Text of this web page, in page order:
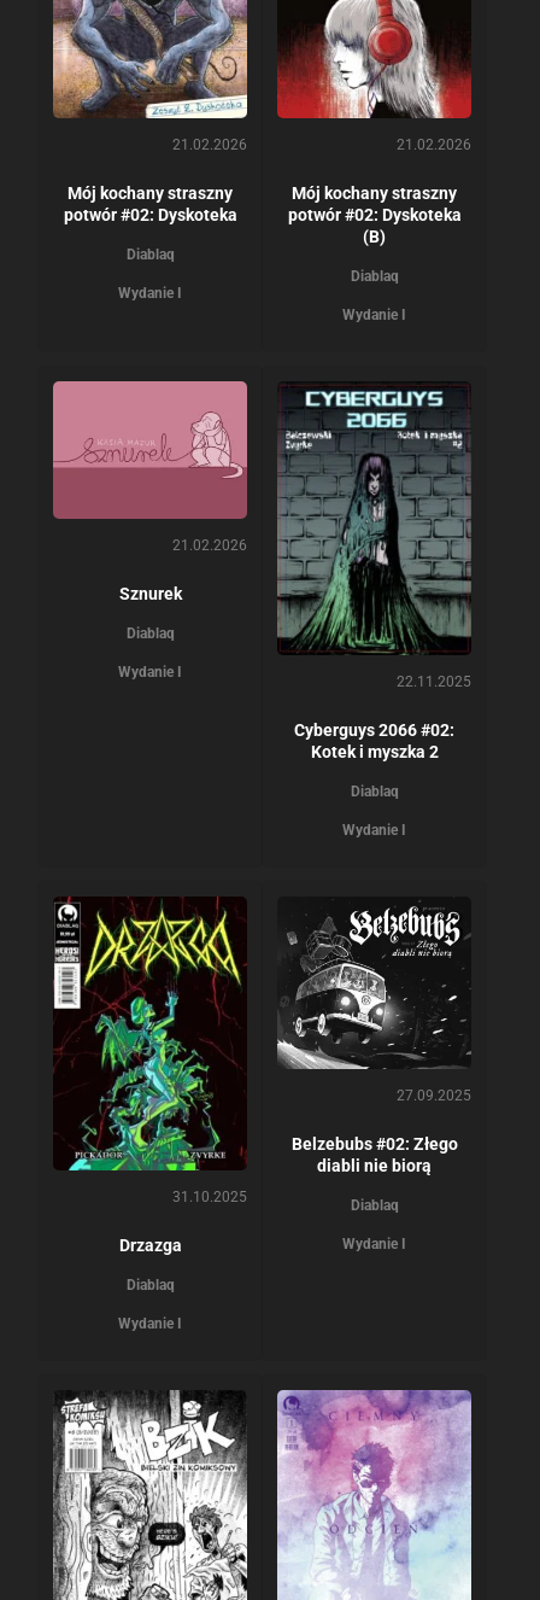
21.02.2026
Mój kochany straszny
potwór #02: Dyskoteka
Diablaq
Wydanie I
21.02.2026
Mój kochany straszny
potwór #02: Dyskoteka
(B)
Diablaq
Wydanie I
21.02.2026
Sznurek
Diablaq
Wydanie I
22.11.2025
Cyberguys 2066 #02:
Kotek i myszka 2
Diablaq
Wydanie I
31.10.2025
Drzazga
Diablaq
Wydanie I
27.09.2025
Belzebubs #02: Złego
diabli nie biorą
Diablaq
Wydanie I